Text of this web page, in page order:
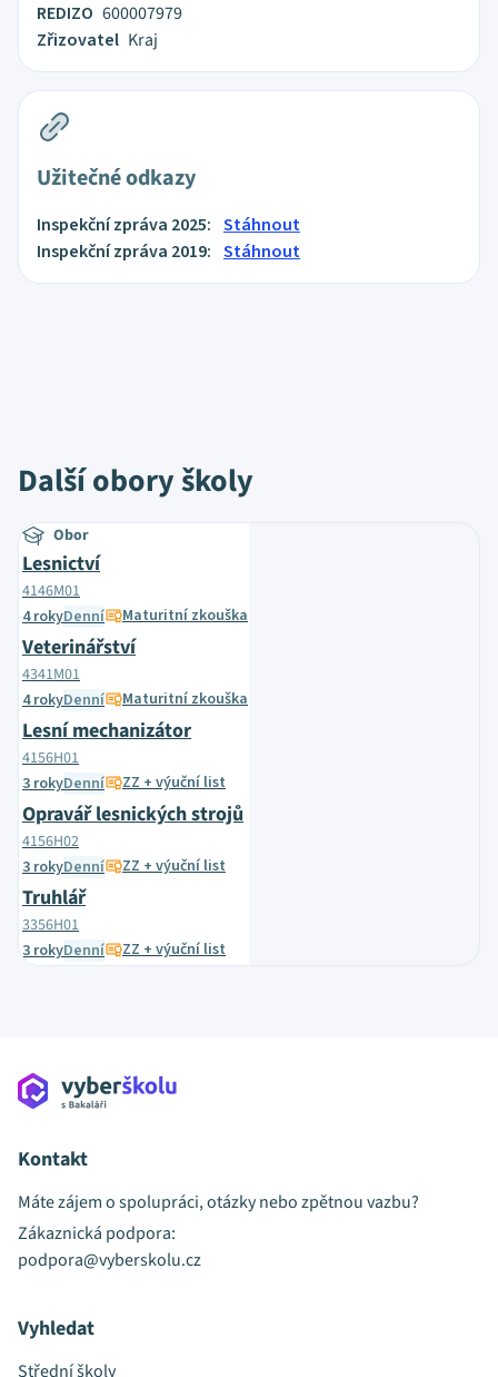
REDIZO 600007979
Zřizovatel Kraj
Užitečné odkazy
Inspekční zpráva 2025: Stáhnout
Inspekční zpráva 2019: Stáhnout
Další obory školy
Obor
Lesnictví
4146M01
4 rokyDenní Maturitní zkouška
Veterinářství
4341M01
4 rokyDenní Maturitní zkouška
Lesní mechanizátor
4156H01
3 rokyDenní ZZ + výuční list
Opravář lesnických strojů
4156H02
3 rokyDenní ZZ + výuční list
Truhlář
3356H01
3 rokyDenní ZZ + výuční list
Kontakt
Máte zájem o spolupráci, otázky nebo zpětnou vazbu?
Zákaznická podpora:
podpora@vyberskolu.cz
Vyhledat
Střední školy